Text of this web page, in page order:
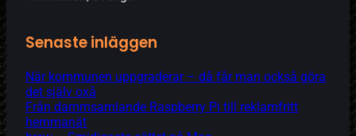
Senaste inläggen
När kommunen uppgraderar – då får man också göra
det själv oxå
Från dammsamlande Raspberry Pi till reklamfritt
hemmanät